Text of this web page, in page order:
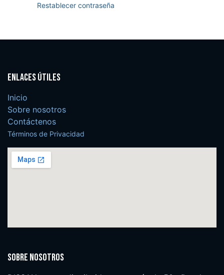
Restablecer contraseña
Enlaces útiles
Inicio
Sobre nosotros
Contáctenos
Términos de Privacidad
Sobre nosotros